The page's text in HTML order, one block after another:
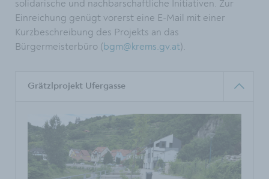
solidarische und nachbarschaftliche Initiativen. Zur
Einreichung genügt vorerst eine E-Mail mit einer
Kurzbeschreibung des Projekts an das
Bürgermeisterbüro (bgm@krems.gv.at).
Grätzlprojekt Ufergasse